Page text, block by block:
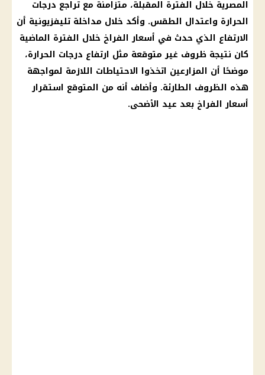
المصرية خلال الفترة المقبلة، متزامنة مع تراجع درجات
الحرارة واعتدال الطقس. وأكد خلال مداخلة تليفزيونية أن
الارتفاع الذي حدث في أسعار الفراخ خلال الفترة الماضية
كان نتيجة ظروف غير متوقعة مثل ارتفاع درجات الحرارة،
موضحًا أن المزارعين اتخذوا الاحتياطات اللازمة لمواجهة
هذه الظروف الطارئة. وأضاف أنه من المتوقع استقرار
أسعار الفراخ بعد عيد الأضحى.